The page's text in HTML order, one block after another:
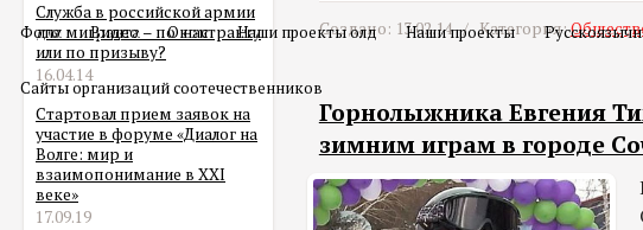
Фото Видео О нас Наши проекты олд Наши проекты
Сайты организаций соотечественников
Служба в российской армии
для мигранта – по контракту
или по призыву?
16.04.14
Стартовал прием заявок на
участие в форуме «Диалог на
Волге: мир и
взаимопонимание в XXI
веке»
17.09.19
Создано: 13.02.14 /Категория:
Горнолыжника Евгения
зимним играм в городе